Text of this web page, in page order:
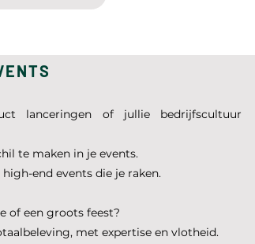
lanceringen of jullie bedrijfscultuur
te maken in je events.
end events die je raken.
of een groots feest?
met expertise en vlotheid.